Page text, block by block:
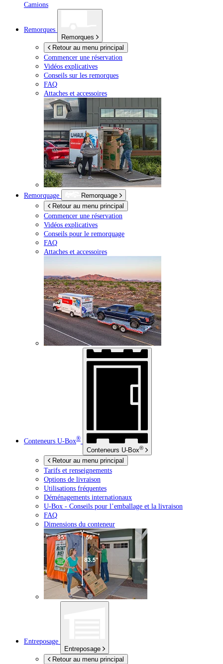
Camions
Remorques
Remorques
Retour au menu principal
Commencer une réservation
Vidéos explicatives
Conseils sur les remorques
FAQ
Attaches et accessoires
Remorquage
Remorquage
Retour au menu principal
Commencer une réservation
Vidéos explicatives
Conseils pour le remorquage
FAQ
Attaches et accessoires
Conteneurs U-Box®
Conteneurs U-Box®
Retour au menu principal
Tarifs et renseignements
Options de livraison
Utilisations fréquentes
Déménagements internationaux
U-Box - Conseils pour l’emballage et la livraison
FAQ
Dimensions du conteneur
Entreposage
Entreposage
Retour au menu principal